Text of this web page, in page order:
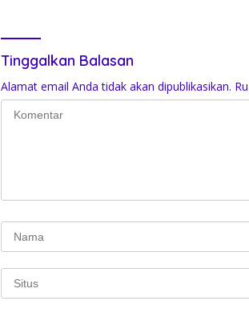
Tinggalkan Balasan
Alamat email Anda tidak akan dipublikasikan.